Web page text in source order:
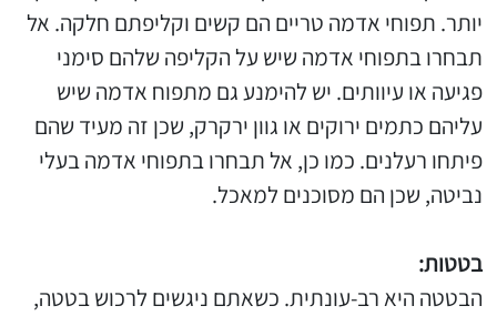
יותר. תפוחי אדמה טריים הם קשים וקליפתם חלקה. אל
תבחרו בתפוחי אדמה שיש על הקליפה שלהם סימני
פגיעה או עיוותים. יש להימנע גם מתפוח אדמה שיש
עליהם כתמים ירוקים או גוון ירקרק, שכן זה מעיד שהם
פיתחו רעלנים. כמו כן, אל תבחרו בתפוחי אדמה בעלי
נביטה, שכן הם מסוכנים למאכל.
בטטות:
הבטטה היא רב-עונתית. כשאתם ניגשים לרכוש בטטה,